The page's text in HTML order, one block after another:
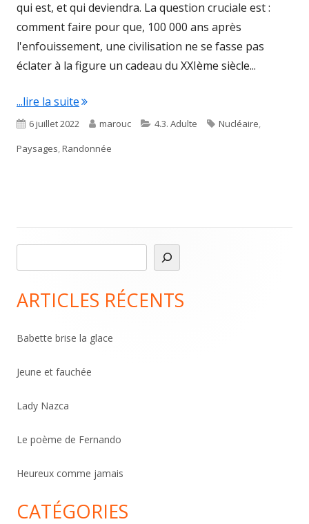
qui est, et qui deviendra. La question cruciale est :
comment faire pour que, 100 000 ans après
l'enfouissement, une civilisation ne se fasse pas
éclater à la figure un cadeau du XXIème siècle...
...lire la suite"Le droit du sol"
Published
on
6 juillet 2022 Author
marouc Categories
4.3. Adulte Tags
Nucléaire,
Paysages,Randonnée
Sidebar
e
h
c
e
ARTICLES RÉCENTS
Babette brise la glace
Jeune et fauchée
Lady Nazca
Le poème de Fernando
Heureux comme jamais
CATÉGORIES